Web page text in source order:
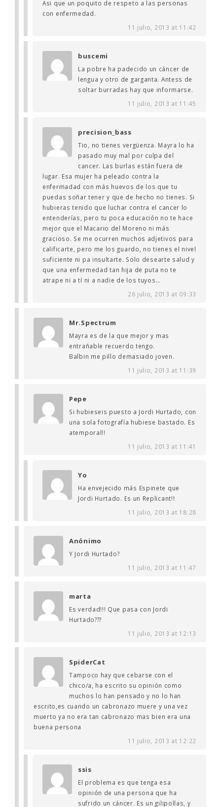
Asi que un poquito de respeto a las personas
con enfermedad.
11 julio, 2013 at 11:42
buscemi
La pobre ha padecido un cáncer de
lengua y otro de garganta. Antess de
soltar burradas hay que informarse.
11 julio, 2013 at 11:45
precision_bass
Tio, no tienes vergüenza. Mayra lo ha
pasado muy mal por culpa del
cancer. Las burlas están fuera de
lugar. Esa mujer ha peleado contra la
enfermadad con más huevos de los que tu
puedas soñar tener y que de hecho no tienes. Si
hubieras tenido que luchar contra el cancer lo
entenderías, pero tu poca educación no te hace
mejor que el Macario del Moreno ni más
gracioso. Se me ocurren muchos adjetivos para
calificarte, pero me los guardo, no tienes el nivel
suficiente ni pa insultarte. Solo desearte salud y
que una enfermedad tan hija de puta no te
atrape ni a tí ni a nadie de los tuyos…
26 julio, 2013 at 09:33
Mr.Spectrum
Mayra es de la que mejor y mas
entrañable recuerdo tengo.
Balbin me pillo demasiado joven.
11 julio, 2013 at 11:39
Pepe
Si hubieseis puesto a Jordi Hurtado, con
una sola fotografía hubiese bastado. Es
atemporal!!
11 julio, 2013 at 11:41
Yo
Ha envejecido más Espinete que
Jordi Hurtado. Es un Replicant!!
11 julio, 2013 at 18:28
Anónimo
Y Jordi Hurtado?
11 julio, 2013 at 11:47
marta
Es verdad!!! Que pasa con Jordi
Hurtado???
11 julio, 2013 at 12:13
SpiderCat
Tampoco hay que cebarse con el
chico/a, ha escrito su opinión como
muchos lo han pensado y no lo han
escrito,es cuando un cabronazo muere y una vez
muerto ya no era tan cabronazo mas bien era una
buena persona
11 julio, 2013 at 12:22
ssis
El problema es que tenga esa
opinión de una persona que ha
sufrido un cáncer. Es un gilipollas, y